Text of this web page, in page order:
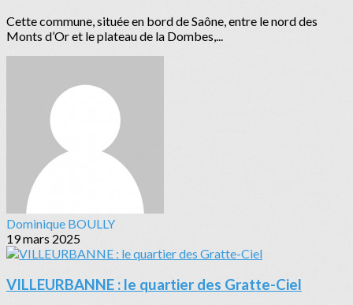
Cette commune, située en bord de Saône, entre le nord des
Monts d’Or et le plateau de la Dombes,...
Dominique BOULLY
19 mars 2025
VILLEURBANNE : le quartier des Gratte-Ciel